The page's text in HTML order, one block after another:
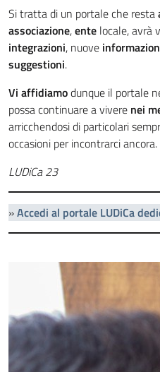
Si tratta di un portale che resta
associazione,ente locale, avrà
integrazioni, nuove
suggestioni.
Vi affidiamodunque il portale
possa continuare a vivere nei
arricchendosi di particolari
occasioni per incontrarci ancora.
LUDiCa 23
»Accedi al portale LUDiCa